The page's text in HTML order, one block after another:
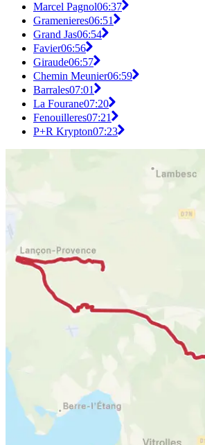
Marcel Pagnol06:37
Gramenieres06:51
Grand Jas06:54
Favier06:56
Giraude06:57
Chemin Meunier06:59
Barrales07:01
La Fourane07:20
Fenouilleres07:21
P+R Krypton07:23